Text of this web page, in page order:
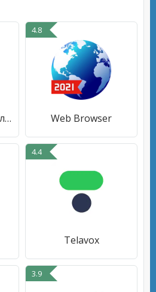
Эмодзи стикеры для ватсап
4.8
Web Browser
4.4
Telavox
3.9